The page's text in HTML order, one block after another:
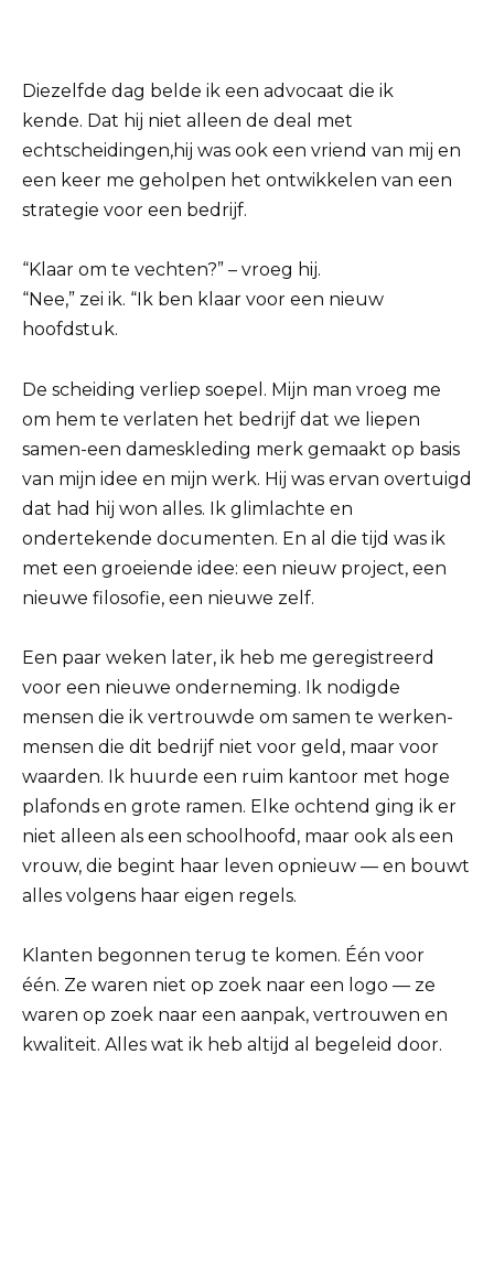
Diezelfde dag belde ik een advocaat die ik
kende. Dat hij niet alleen de deal met
echtscheidingen,hij was ook een vriend van mij en
een keer me geholpen het ontwikkelen van een
strategie voor een bedrijf.
“Klaar om te vechten?” – vroeg hij.
“Nee,” zei ik. “Ik ben klaar voor een nieuw
hoofdstuk.
De scheiding verliep soepel. Mijn man vroeg me
om hem te verlaten het bedrijf dat we liepen
samen-een dameskleding merk gemaakt op basis
van mijn idee en mijn werk. Hij was ervan overtuigd
dat had hij won alles. Ik glimlachte en
ondertekende documenten. En al die tijd was ik
met een groeiende idee: een nieuw project, een
nieuwe filosofie, een nieuwe zelf.
Een paar weken later, ik heb me geregistreerd
voor een nieuwe onderneming. Ik nodigde
mensen die ik vertrouwde om samen te werken-
mensen die dit bedrijf niet voor geld, maar voor
waarden. Ik huurde een ruim kantoor met hoge
plafonds en grote ramen. Elke ochtend ging ik er
niet alleen als een schoolhoofd, maar ook als een
vrouw, die begint haar leven opnieuw — en bouwt
alles volgens haar eigen regels.
Klanten begonnen terug te komen. Één voor
één. Ze waren niet op zoek naar een logo — ze
waren op zoek naar een aanpak, vertrouwen en
kwaliteit. Alles wat ik heb altijd al begeleid door.